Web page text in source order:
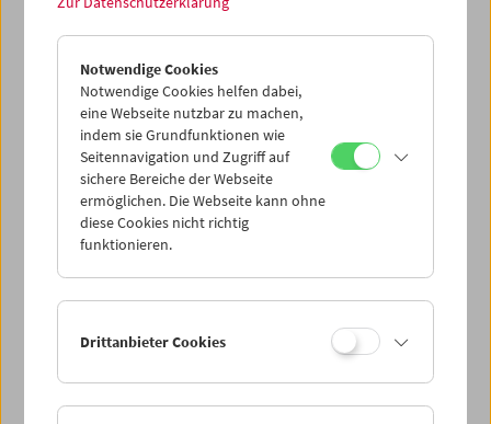
Collection on Screen: Len Lye
Notwendige Cookies
Notwendige Cookies helfen dabei,
eine Webseite nutzbar zu machen,
indem sie Grundfunktionen wie
Seitennavigation und Zugriff auf
sichere Bereiche der Webseite
ermöglichen. Die Webseite kann ohne
diese Cookies nicht richtig
funktionieren.
Drittanbieter Cookies